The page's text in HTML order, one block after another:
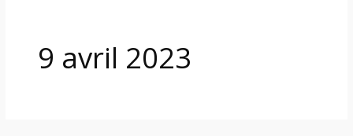
9 avril 2023